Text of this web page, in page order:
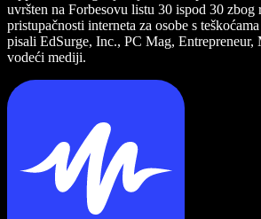
uvršten na Forbesovu listu 30 ispod 30 zbog
pristupačnosti interneta za osobe s
pisali EdSurge, Inc., PC Mag, Entrepreneur,
vodeći mediji.